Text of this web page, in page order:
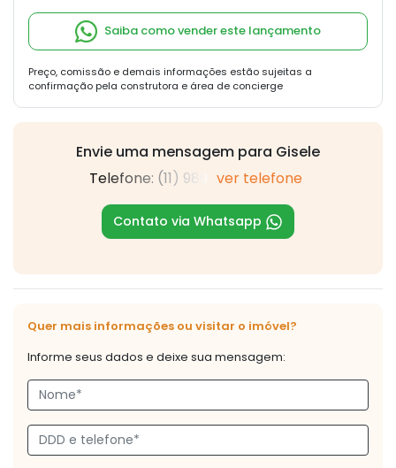
Saiba como vender este lançamento
Preço, comissão e demais informações estão sujeitas a
confirmação pela construtora e área de concierge
Envie uma mensagem para Gisele
Telefone: (11) 989
ver telefone
Contato via Whatsapp
Quer mais informações ou visitar o imóvel?
Informe seus dados e deixe sua mensagem: